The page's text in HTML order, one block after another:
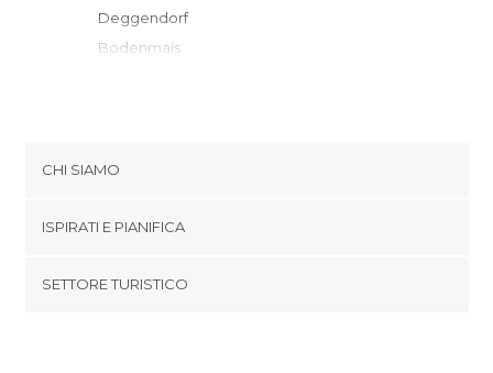
Deggendorf
Bodenmais
Lam
Zwiesel
Bayerisch Eisenstein
CHI SIAMO
Termini e Condizioni
ISPIRATI E PIANIFICA
SETTORE TURISTICO